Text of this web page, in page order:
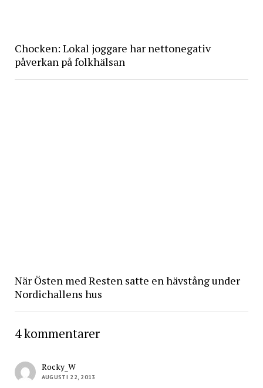
Chocken: Lokal joggare har nettonegativ
påverkan på folkhälsan
När Östen med Resten satte en hävstång under
Nordichallens hus
4 kommentarer
Rocky_W
AUGUSTI 22, 2013